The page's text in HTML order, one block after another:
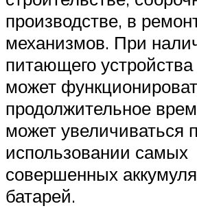
производстве, в
механизмов. При
питающего
может
продолжительное
может увеличиваться
использовании самых
совершенных
батарей.